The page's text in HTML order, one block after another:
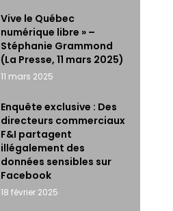
Vive le Québec
numérique libre » –
Stéphanie Grammond
(La Presse, 11 mars 2025)
11 mars 2025
Enquête exclusive : Des
directeurs commerciaux
F&I partagent
illégalement des
données sensibles sur
Facebook
18 février 2025